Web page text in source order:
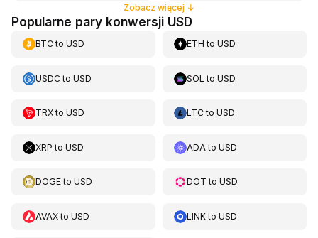
Zobacz więcej ↓
Popularne pary konwersji USD
BTCto USD ETH toUSD
USDCto USD SOL toUSD
TRXto USD LTCtoUSD
XRP to USD ADA toUSD
DOGEto USD DOT toUSD
AVAXto USD LINKtoUSD